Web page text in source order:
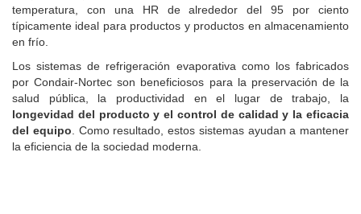
temperatura, con una HR de alrededor del 95 por ciento
típicamente ideal para productos y productos en almacenamiento
en frío.
Los sistemas de refrigeración evaporativa como los fabricados
por Condair-Nortec son beneficiosos para la preservación de la
salud pública, la productividad en el lugar de trabajo, la
longevidad del producto y el control de calidad y la eficacia
del equipo . Como resultado, estos sistemas ayudan a mantener
la eficiencia de la sociedad moderna.